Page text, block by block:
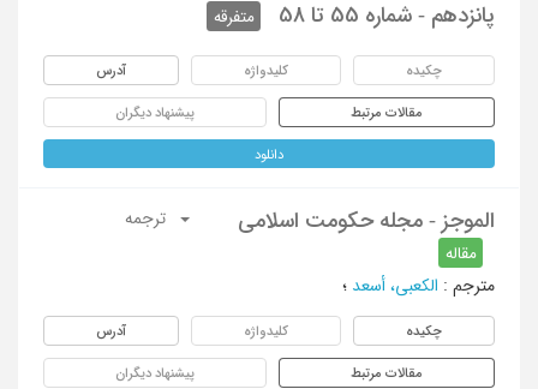
پانزدهم - شماره 55 تا 58
متفرقه
چکیده کلیدواژه آدرس
مقالات مرتبط پیشنهاد دیگران
دانلود
الموجز - مجله حکومت اسلامی
مقاله
ترجمه
مترجم : الکعبی، أسعد ؛
چکیده کلیدواژه آدرس
مقالات مرتبط پیشنهاد دیگران